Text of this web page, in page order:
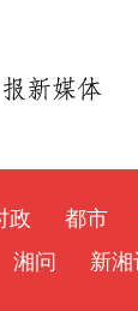
政 都市
湘问 新湘